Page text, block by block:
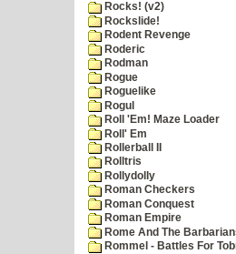
Rocks! (v2)
Rockslide!
Rodent Revenge
Roderic
Rodman
Rogue
Roguelike
Rogul
Roll 'Em! Maze Loader
Roll' Em
Rollerball II
Rolltris
Rollydolly
Roman Checkers
Roman Conquest
Roman Empire
Rome And The
Rommel - Battles For